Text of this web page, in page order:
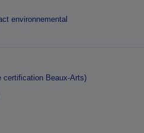
environnemental
certification Beaux-Arts)